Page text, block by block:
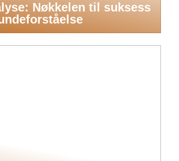
Nøkkelen til suksess